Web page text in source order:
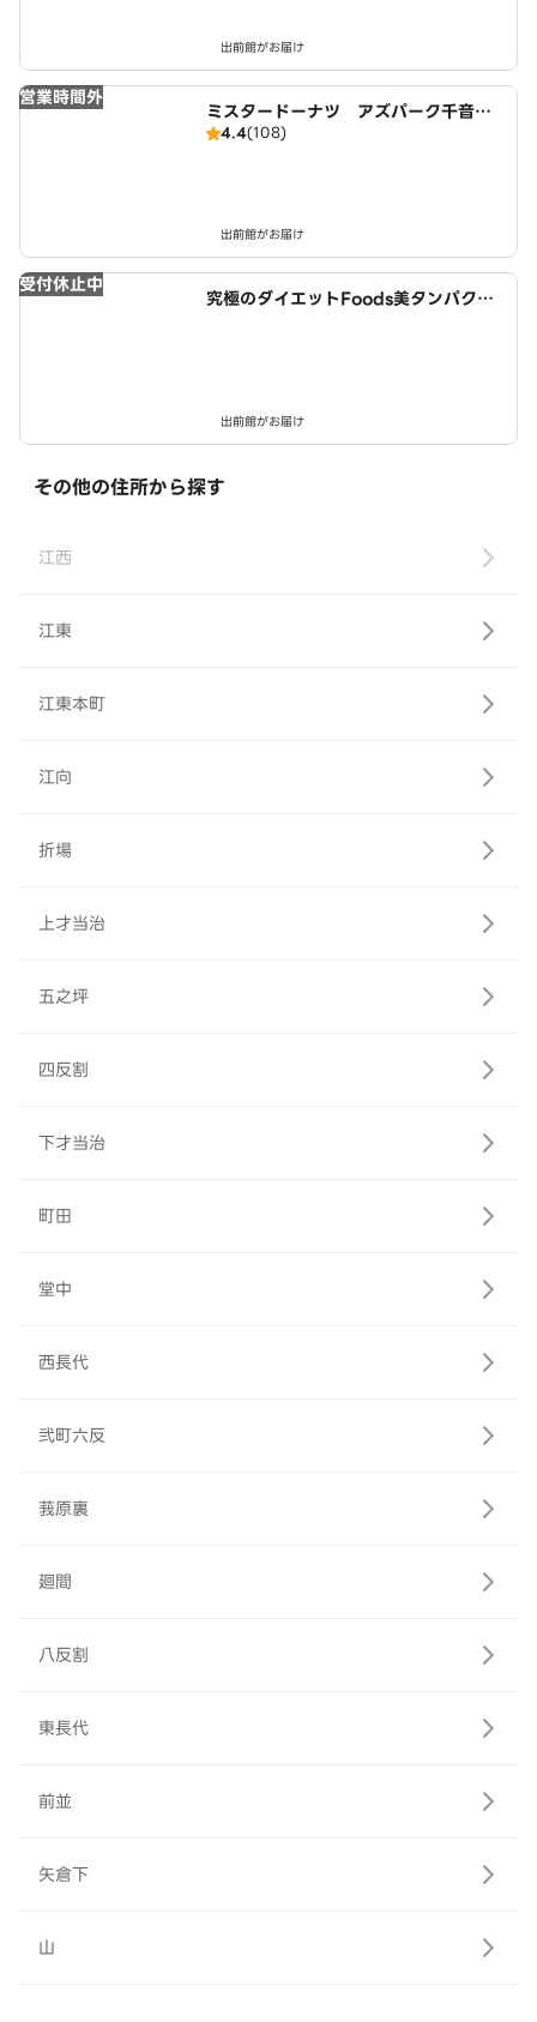
出前館がお届け
営業時間外
ミスタードーナツ アズパーク千音寺
ショップ
4.4(108)
出前館がお届け
受付休止中
究極のダイエットFoods美タンパクラ
出前館がお届け
その他の住所から探す
江西
江東
江東本町
江向
折場
上才当治
五之坪
四反割
下才当治
町田
堂中
西長代
弐町六反
莪原裏
廻間
八反割
東長代
前並
矢倉下
山